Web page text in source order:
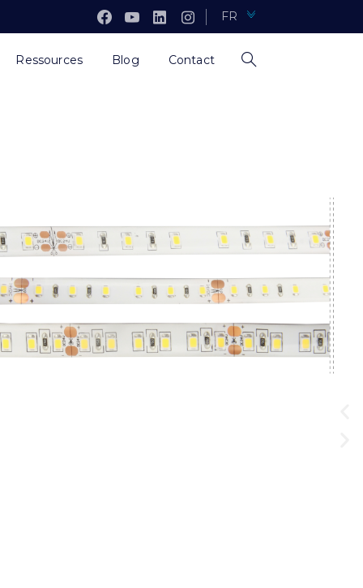
FR
Ressources Blog Contact